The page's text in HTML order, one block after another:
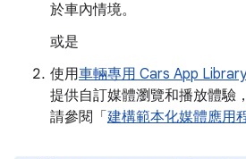
於車內情境。
或是
使用車輛專用 Cars App Library
提供自訂媒體瀏覽和播放體驗
請參閱「 建構範本化媒體應用